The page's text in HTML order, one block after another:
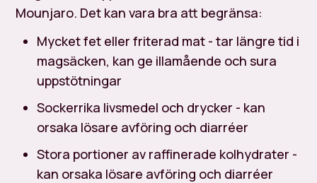
Mounjaro. Det kan vara bra att begränsa:
Mycket fet eller friterad mat - tar längre tid i
magsäcken, kan ge illamående och sura
uppstötningar
Sockerrika livsmedel och drycker - kan
orsaka lösare avföring och diarréer
Stora portioner av raffinerade kolhydrater -
kan orsaka lösare avföring och diarréer